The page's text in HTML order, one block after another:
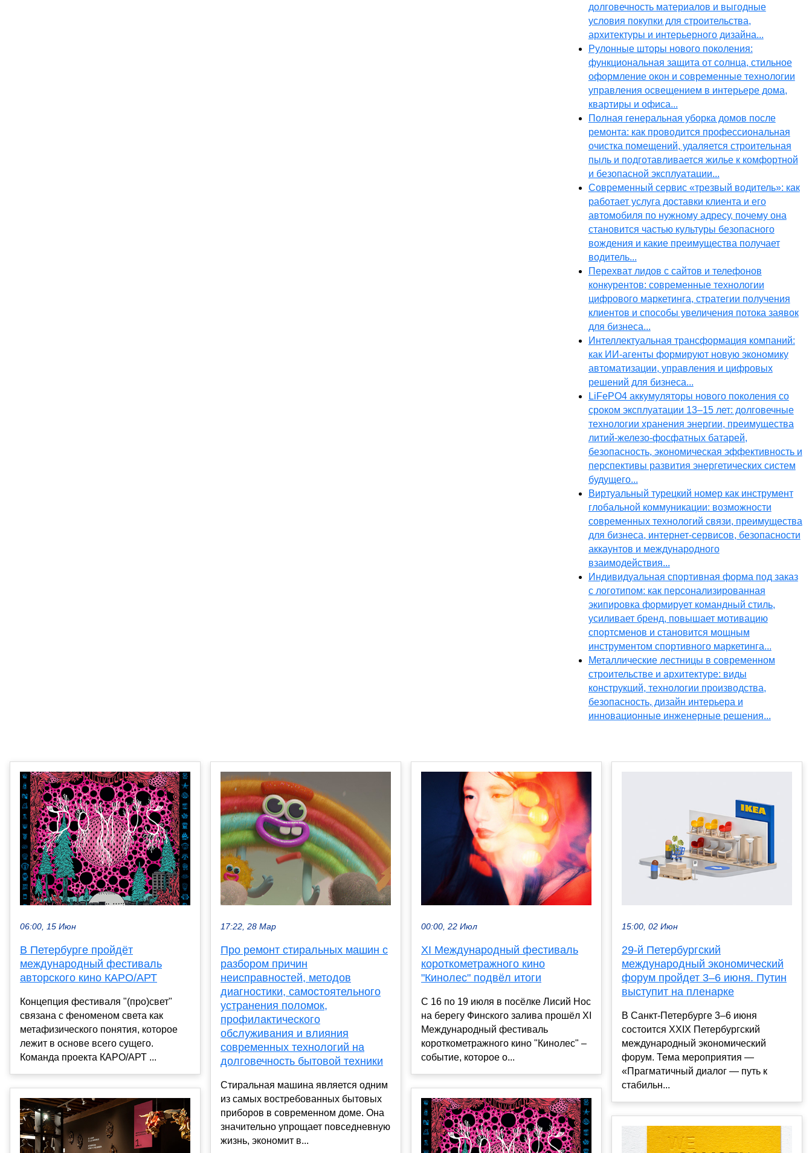
долговечность материалов и выгодные
условия покупки для строительства,
архитектуры и интерьерного дизайна...
Рулонные шторы нового поколения:
функциональная защита от солнца, стильное
оформление окон и современные технологии
управления освещением в интерьере дома,
квартиры и офиса...
Полная генеральная уборка домов после
ремонта: как проводится профессиональная
очистка помещений, удаляется строительная
пыль и подготавливается жилье к комфортной
и безопасной эксплуатации...
Современный сервис «трезвый водитель»: как
работает услуга доставки клиента и его
автомобиля по нужному адресу, почему она
становится частью культуры безопасного
вождения и какие преимущества получает
водитель...
Перехват лидов с сайтов и телефонов
конкурентов: современные технологии
цифрового маркетинга, стратегии получения
клиентов и способы увеличения потока заявок
для бизнеса...
Интеллектуальная трансформация компаний:
как ИИ-агенты формируют новую экономику
автоматизации, управления и цифровых
решений для бизнеса...
LiFePO4 аккумуляторы нового поколения со
сроком эксплуатации 13–15 лет: долговечные
технологии хранения энергии, преимущества
литий-железо-фосфатных батарей,
безопасность, экономическая эффективность и
перспективы развития энергетических систем
будущего...
Виртуальный турецкий номер как инструмент
глобальной коммуникации: возможности
современных технологий связи, преимущества
для бизнеса, интернет-сервисов, безопасности
аккаунтов и международного
взаимодействия...
Индивидуальная спортивная форма под заказ
с логотипом: как персонализированная
экипировка формирует командный стиль,
усиливает бренд, повышает мотивацию
спортсменов и становится мощным
инструментом спортивного маркетинга...
Металлические лестницы в современном
строительстве и архитектуре: виды
конструкций, технологии производства,
безопасность, дизайн интерьера и
инновационные инженерные решения...
06:00, 15 Июн
В Петербурге пройдёт
международный фестиваль
авторского кино КАРО/АРТ
Концепция фестиваля "(про)свет"
связана с феноменом света как
метафизического понятия, которое
лежит в основе всего сущего.
Команда проекта КАРО/АРТ ...
17:22, 28 Мар
Про ремонт стиральных машин с
разбором причин
неисправностей, методов
диагностики, самостоятельного
устранения поломок,
профилактического
обслуживания и влияния
современных технологий на
долговечность бытовой техники
Стиральная машина является одним
из самых востребованных бытовых
приборов в современном доме. Она
значительно упрощает повседневную
жизнь, экономит в...
00:00, 22 Июл
XI Международный фестиваль
короткометражного кино
"Кинолес" подвёл итоги
С 16 по 19 июля в посёлке Лисий Нос
на берегу Финского залива прошёл XI
Международный фестиваль
короткометражного кино "Кинолес" –
событие, которое о...
15:00, 02 Июн
29-й Петербургский
международный экономический
форум пройдет 3–6 июня. Путин
выступит на пленарке
В Санкт-Петербурге 3–6 июня
состоится XXIX Петербургский
международный экономический
форум. Тема мероприятия —
«Прагматичный диалог — путь к
стабильн...